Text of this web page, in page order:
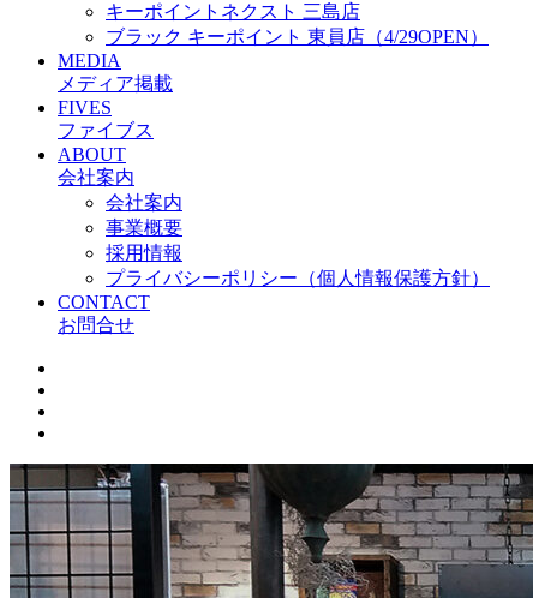
キーポイントネクスト 三島店
ブラック キーポイント 東員店（4/29OPEN）
MEDIA
メディア掲載
FIVES
ファイブス
ABOUT
会社案内
会社案内
事業概要
採用情報
プライバシーポリシー（個人情報保護方針）
CONTACT
お問合せ